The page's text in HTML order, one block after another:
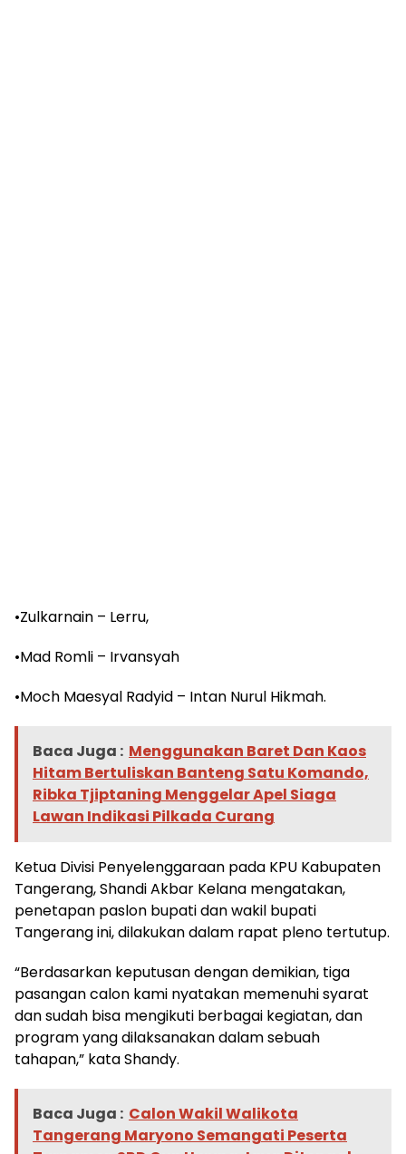
•Zulkarnain – Lerru,
•Mad Romli – Irvansyah
•Moch Maesyal Radyid – Intan Nurul Hikmah.
Baca Juga : Menggunakan Baret Dan Kaos
Hitam Bertuliskan Banteng Satu Komando,
Ribka Tjiptaning Menggelar Apel Siaga
Lawan Indikasi Pilkada Curang
Ketua Divisi Penyelenggaraan pada KPU Kabupaten
Tangerang, Shandi Akbar Kelana mengatakan,
penetapan paslon bupati dan wakil bupati
Tangerang ini, dilakukan dalam rapat pleno tertutup.
“Berdasarkan keputusan dengan demikian, tiga
pasangan calon kami nyatakan memenuhi syarat
dan sudah bisa mengikuti berbagai kegiatan, dan
program yang dilaksanakan dalam sebuah
tahapan,” kata Shandy.
Baca Juga : Calon Wakil Walikota
Tangerang Maryono Semangati Peserta